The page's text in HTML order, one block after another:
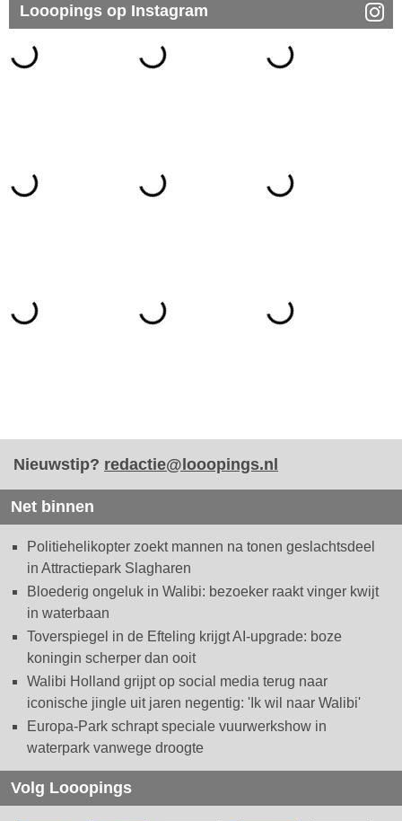
Looopings op Instagram
Nieuwstip? redactie@looopings.nl
Net binnen
Politiehelikopter zoekt mannen na tonen geslachtsdeel
in Attractiepark Slagharen
Bloederig ongeluk in Walibi: bezoeker raakt vinger kwijt
in waterbaan
Toverspiegel in de Efteling krijgt AI-upgrade: boze
koningin scherper dan ooit
Walibi Holland grijpt op social media terug naar
iconische jingle uit jaren negentig: 'Ik wil naar Walibi'
Europa-Park schrapt speciale vuurwerkshow in
waterpark vanwege droogte
Volg Looopings